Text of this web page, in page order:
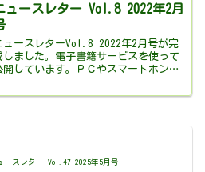
人に（とりわけ１２ステップに興味の
る人に）知ってほしいと...
ュースレター Vol.8 2022年2月
ュースレターVol.8 2022年2月号が完
しました。電子書籍サービスを使って
開しています。ＰＣやスマートホンで
読めます。ボタンを押すと外部サイト
ースレター Vol.47 2025年5月号